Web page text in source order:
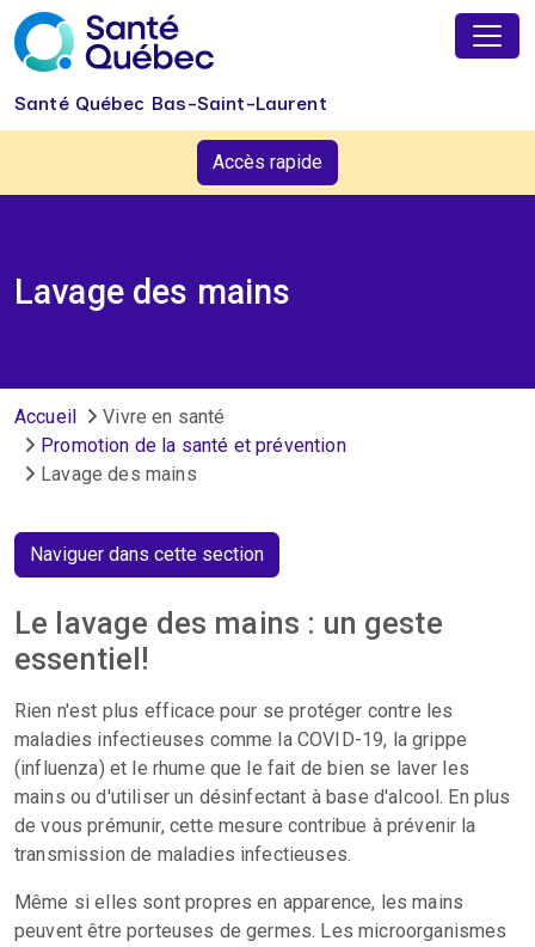
Aller au contenu principal
Santé Québec Bas-Saint-Laurent
Accès rapide
Lavage des mains
Fil d'Ariane
Accueil
Vivre en santé
Promotion de la santé et prévention
Lavage des mains
Naviguer dans cette section
Le lavage des mains : un geste
essentiel!
Rien n'est plus efficace pour se protéger contre les
maladies infectieuses comme la COVID-19, la grippe
(influenza) et le rhume que le fait de bien se laver les
mains ou d'utiliser un désinfectant à base d'alcool. En plus
de vous prémunir, cette mesure contribue à prévenir la
transmission de maladies infectieuses.
Même si elles sont propres en apparence, les mains
peuvent être porteuses de germes. Les microorganismes